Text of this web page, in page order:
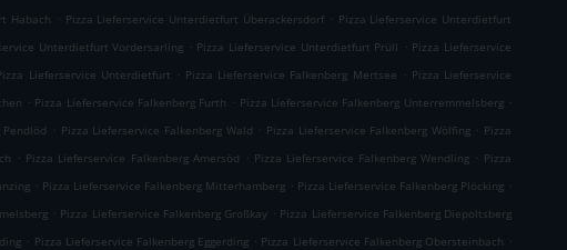
Habach . Pizza Lieferservice Unterdietfurt Überackersdorf . Pizza Lieferservice Unterdietfurt
Unterdietfurt Vordersarling . Pizza Lieferservice Unterdietfurt Prüll . Pizza Lieferservice
Lieferservice Unterdietfurt . Pizza Lieferservice Falkenberg Mertsee . Pizza Lieferservice
. Pizza Lieferservice Falkenberg Furth . Pizza Lieferservice Falkenberg Unterremmelsberg .
. Pizza Lieferservice Falkenberg Wald . Pizza Lieferservice Falkenberg Wölfing . Pizza
. Pizza Lieferservice Falkenberg Amersöd . Pizza Lieferservice Falkenberg Wendling . Pizza
. Pizza Lieferservice Falkenberg Mitterhamberg . Pizza Lieferservice Falkenberg Plöcking .
. Pizza Lieferservice Falkenberg Großkay . Pizza Lieferservice Falkenberg Diepoltsberg
. Pizza Lieferservice Falkenberg Eggerding . Pizza Lieferservice Falkenberg Obersteinbach .